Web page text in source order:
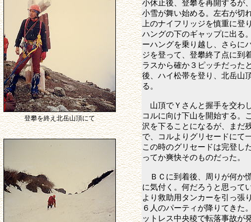
小休止後、登攀を再開するが
小雪が舞い始める。左右が切
上のナイフリッジを慎重に登
ハングの下のギャップに出る
ーハングを乗り越し、さらに
ジを登って、登攀終了点に到
ラスから確か３ピッチだった
後、ハイ松帯を登り、北岳山
る。
山頂でＹさんと握手を交わ
コルに向け下山を開始する。
沢を下ることになるが、まだ
で、コルよりグリセードにて
この時のグリセードは完登し
ってか爽快そのものだった。
ＢＣに到着後、周りが何か
に気付く。何だろうと思って
より救助用タンカーを引っ張
６人のパーティが降りてきた
ットレス中央稜で転落事故が
登攀を終え北岳山頂にて